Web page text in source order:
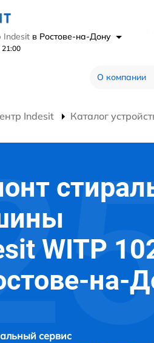
Indesit в Ростове-на-Дону
21:00
О компании
Indesit Каталог
WITP
на-
сервис